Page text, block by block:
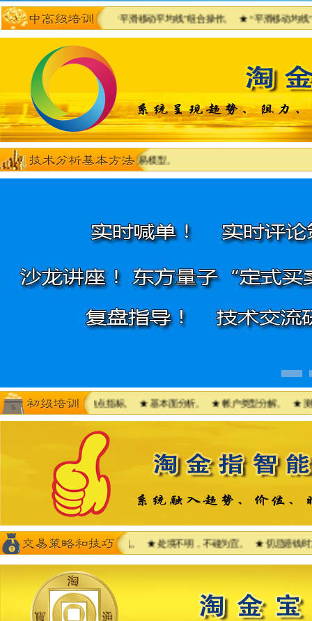
抛物点”与“平滑移动平均线”组合操作。 ★ “平滑移动均线”与“
己）。 ★确定自己的交易模型。
教材--抛物点指标。 ★ 基本面分析。 ★ 帐户类型分解。 ★ 测试范
仓和获利的时机。 ★ 处境不明，不碰为宜。 ★ 切忌赔钱时加